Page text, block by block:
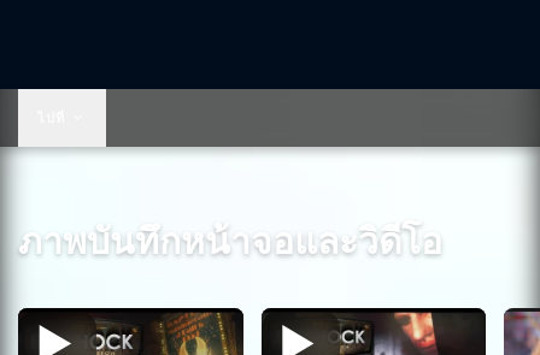
ภาพบันทึกหน้าจอและวิดีโอ